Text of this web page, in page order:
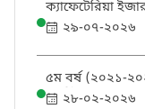
ক্যাফেটেরিয়া
২৯-০৭-২০২৬
৫ম বর্ষ (২০২১-
পোস্টিং২৮-০২-২০২৬